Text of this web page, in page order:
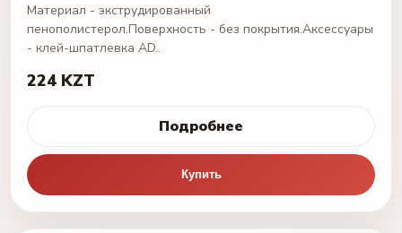
Материал - экструдированный
пенополистерол.Поверхность - без покрытия.Аксессуары
- клей-шпатлевка AD..
224 KZT
Подробнее
Купить